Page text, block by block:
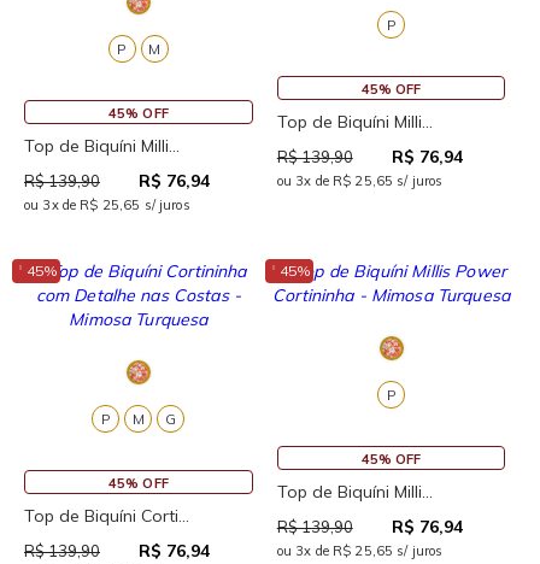
M
P
45% OFF
Top de Biquíni Milli...
R$ 139,90 R$ 76,94
ou 3x de R$ 25,65 s/ juros
P
45% OFF
Top de Biquíni Milli...
R$ 139,90 R$ 76,94
ou 3x de R$ 25,65 s/ juros
↓ 45%
G
M
P
45% OFF
Top de Biquíni Corti...
R$ 139,90 R$ 76,94
↓ 45%
P
45% OFF
Top de Biquíni Milli...
R$ 139,90 R$ 76,94
ou 3x de R$ 25,65 s/ juros